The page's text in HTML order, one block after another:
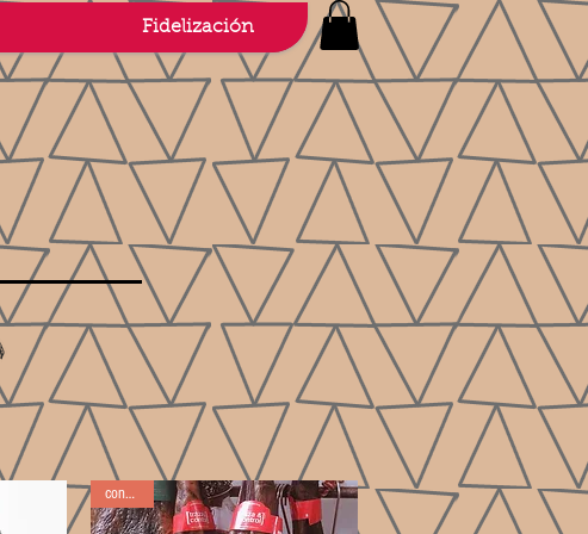
Fidelización
conseillé